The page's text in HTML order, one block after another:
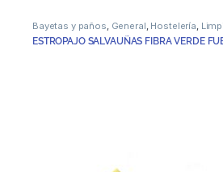
Bayetas y paños, General, Hostelería,
Vajilla
ESTROPAJO SALVAUÑAS FIBRA VERDE